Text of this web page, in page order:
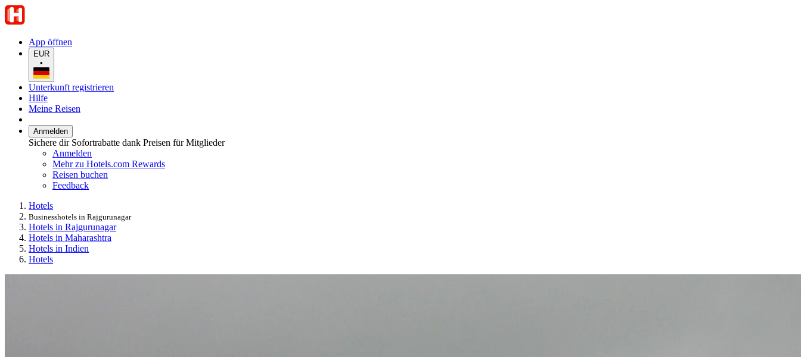
App öffnen
EUR
•
Unterkunft registrieren
Hilfe
Meine Reisen
Anmelden
Sichere dir Sofortrabatte dank Preisen für Mitglieder
Anmelden
Mehr zu Hotels.com Rewards
Reisen buchen
Feedback
Hotels
Businesshotels in Rajgurunagar
Hotels in Rajgurunagar
Hotels in Maharashtra
Hotels in Indien
Hotels